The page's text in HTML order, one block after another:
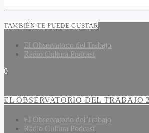
TAMBIÉN TE PUEDE GUSTAR
El Observatorio del Trabajo
Radio Cultura Podcast
0
EL OBSERVATORIO DEL TRABAJO
El Observatorio del Trabajo
Radio Cultura Podcast